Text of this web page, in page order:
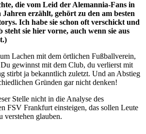
die vom Leid der Alemannia-Fans in
erzählt, gehört zu den am besten
Ich habe sie schon oft verschickt und
steht sie hier vorne, auch wenn sie aus
Lachen mit dem örtlichen Fußballverein,
gewinnst mit dem Club, du verlierst mit
stirbt ja bekanntlich zuletzt. Und an Abstieg
Gründen gar nicht denken!
Stelle nicht in die Analyse des
FSV Frankfurt einsteigen, das sollen Leute
verstehen glauben.